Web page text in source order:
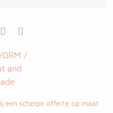
een scherpe offerte op maat